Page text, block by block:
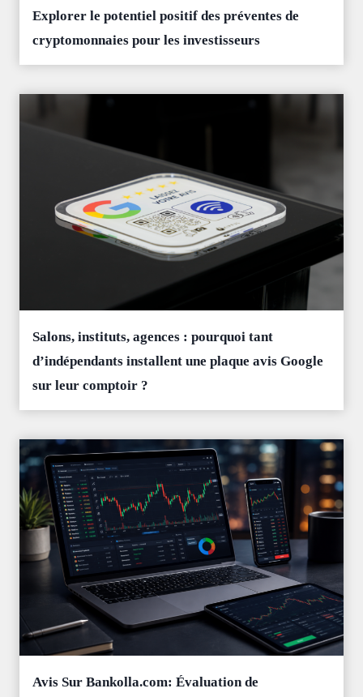
Explorer le potentiel positif des préventes de
cryptomonnaies pour les investisseurs
Salons, instituts, agences : pourquoi tant
d’indépendants installent une plaque avis Google
sur leur comptoir ?
Avis Sur Bankolla.com: Évaluation de